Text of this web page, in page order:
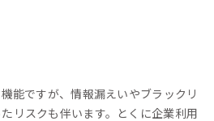
能ですが、情報漏えいやブラックリ
リスクも伴います。とくに企業利用